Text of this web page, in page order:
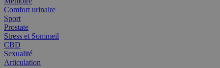
Comfort urinaire
Sport
Prostate
Stress et Sommeil
CBD
Sexualité
Articulation